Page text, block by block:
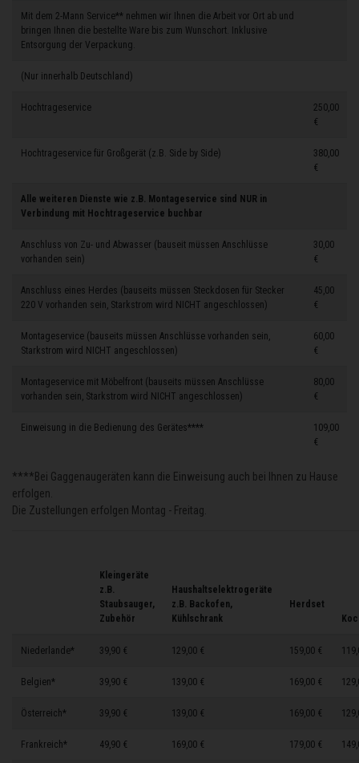
Mit dem 2-Mann Service** nehmen wir Ihnen die Arbeit vor Ort ab und
bringen Ihnen die bestellte Ware bis zum Wunschort. Inklusive
Entsorgung der Verpackung.
(Nur innerhalb Deutschland)
Hochtrageservice
250,00
€
Hochtrageservice für Großgerät (z.B. Side by Side)
380,00
€
Alle weiteren Dienste wie z.B. Montageservice sind NUR in
Verbindung mit Hochtrageservice buchbar
Anschluss von Zu- und Abwasser (bauseit müssen Anschlüsse
vorhanden sein)
30,00
€
Anschluss eines Herdes (bauseits müssen Steckdosen für Stecker
220 V vorhanden sein, Starkstrom wird NICHT angeschlossen)
45,00
€
Montageservice (bauseits müssen Anschlüsse vorhanden sein,
Starkstrom wird NICHT angeschlossen)
60,00
€
Montageservice mit Möbelfront (bauseits müssen Anschlüsse
vorhanden sein, Starkstrom wird NICHT angeschlossen)
80,00
€
Einweisung in die Bedienung des Gerätes****
109,00
€
****Bei Gaggenaugeräten kann die Einweisung auch bei Ihnen zu Hause
erfolgen.
Die Zustellungen erfolgen Montag - Freitag.
Kleingeräte
z.B.
Staubsauger,
Zubehör
Haushaltselektrogeräte
z.B. Backofen,
Kühlschrank
Herdset
Niederlande* 39,90 € 129,00 € 159,00 €
Belgien* 39,90 € 139,00 € 169,00 €
Österreich* 39,90 € 139,00 € 169,00 €
Frankreich* 49,90 € 169,00 € 179,00 €